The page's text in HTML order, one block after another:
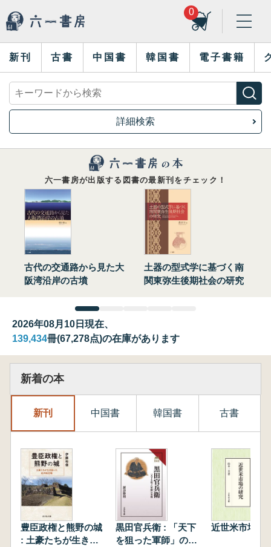
0
新刊 古書 中国書 韓国書 電子書籍
詳細検索
六一書房が出版する図書の最新刊をチェック！
古代の交通路から見た大
阪湾沿岸の古墳
土器の型式学に基づく南
関東弥生後期社会の研究
2026年08月10日現在、
139,434冊(67,278点)の在庫があります
新着の本
新刊 中国書 韓国書 古書
豊臣政権と熊野の城
: 土豪たちが生き抜
黒田官兵衛 : 「天下
を狙った軍師」の実
近世米市場の